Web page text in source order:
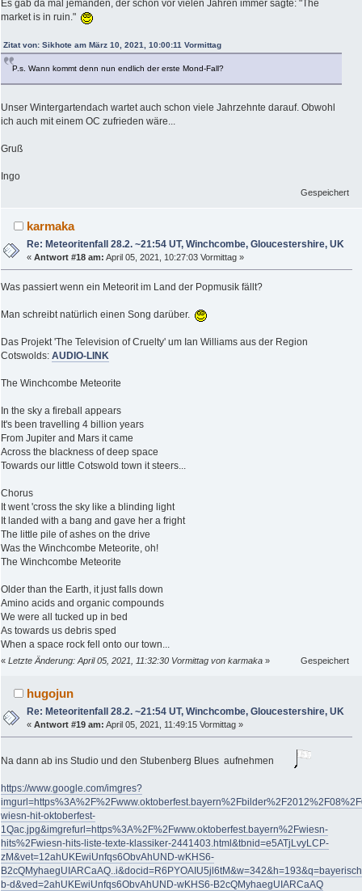
Es gab da mal jemanden, der schon vor vielen Jahren immer sagte: "The
market is in ruin."
Zitat von: Sikhote am März 10, 2021, 10:00:11 Vormittag
P.s. Wann kommt denn nun endlich der erste Mond-Fall?
Unser Wintergartendach wartet auch schon viele Jahrzehnte darauf. Obwohl
ich auch mit einem OC zufrieden wäre...
Gruß
Ingo
Gespeichert
karmaka
Re: Meteoritenfall 28.2. ~21:54 UT, Winchcombe, Gloucestershire, UK
«Antwort #18 am: April 05, 2021, 10:27:03 Vormittag »
Was passiert wenn ein Meteorit im Land der Popmusik fällt?
Man schreibt natürlich einen Song darüber.
Das Projekt 'The Television of Cruelty' um Ian Williams aus der Region
Cotswolds: AUDIO-LINK
The Winchcombe Meteorite
In the sky a fireball appears
It's been travelling 4 billion years
From Jupiter and Mars it came
Across the blackness of deep space
Towards our little Cotswold town it steers...
Chorus
It went 'cross the sky like a blinding light
It landed with a bang and gave her a fright
The little pile of ashes on the drive
Was the Winchcombe Meteorite, oh!
The Winchcombe Meteorite
Older than the Earth, it just falls down
Amino acids and organic compounds
We were all tucked up in bed
As towards us debris sped
When a space rock fell onto our town...
« Letzte Änderung: April 05, 2021, 11:32:30 Vormittag von karmaka » Gespeichert
hugojun
Re: Meteoritenfall 28.2. ~21:54 UT, Winchcombe, Gloucestershire, UK
«Antwort #19 am: April 05, 2021, 11:49:15 Vormittag »
Na dann ab ins Studio und den Stubenberg Blues aufnehmen
https://www.google.com/imgres?
wiesn-hit-oktoberfest-
1Qac.jpg&imgrefurl=https%3A%2F%2Fwww.oktoberfest.bayern%2Fwiesn-
hits%2Fwiesn-hits-liste-texte-klassiker-2441403.html&tbnid=e5ATjLvyLCP-
zM&vet=12ahUKEwiUnfqs6ObvAhUND-wKHS6-
b-d&ved=2ahUKEwiUnfqs6ObvAhUND-wKHS6-B2cQMyhaegUIARCaAQ